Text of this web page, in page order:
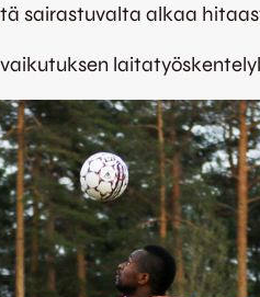
sairastuvalta alkaa